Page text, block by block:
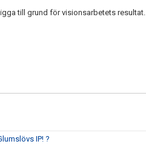
till grund för visionsarbetets resultat.
IP! ?